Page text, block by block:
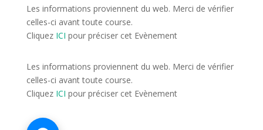
Les informations proviennent du web. Merci de vérifier
celles-ci avant toute course.
Cliquez ICI pour préciser cet Evènement
Les informations proviennent du web. Merci de vérifier
celles-ci avant toute course.
Cliquez ICI pour préciser cet Evènement